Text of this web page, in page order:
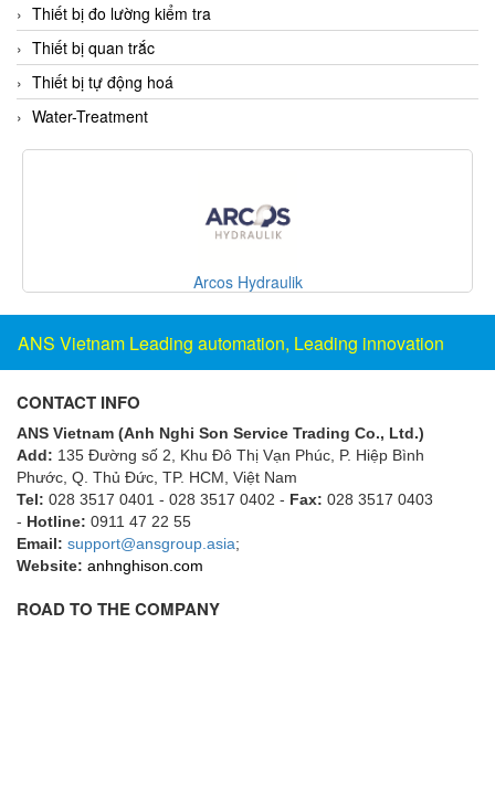
FISO Vietnam
FLENDER
Flexaust
Flexim
FLIR
Floweserve/PMV
Flowserve
Fluke Process Instruments Vietnam
FMS Vietnam
FOKO / Wintriss
Fomotech Vietnam
Forbes Marshall
FORNEY
Thiết bị đo lường kiểm tra
Thiết bị quan trắc
Thiết bị tự động hoá
Water-Treatment
Arcos Hydraulik
ANS Vietnam Leading automation, Leading innovation
CONTACT INFO
ANS Vietnam (Anh Nghi Son Service Trading Co., Ltd.)
Add: 135 Đường số 2, Khu Đô Thị Vạn Phúc, P. Hiệp Bình
Phước, Q. Thủ Đức, TP. HCM , Việt Nam
Tel: 028 3517 0401 - 028 3517 0402 - Fax: 028 3517 0403
- Hotline: 0911 47 22 55
Email: support@ansgroup.asia;
Website: anhnghison.com
ROAD TO THE COMPANY